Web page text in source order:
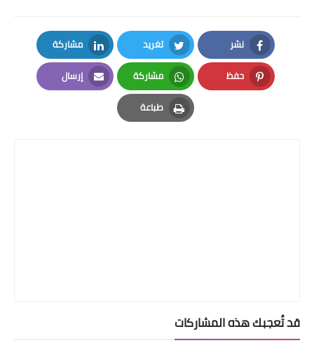
نشر
Facebook
تغريد
Twitter
مشاركة
LinkedIn
حفظ
Pinterest
مشاركة
Whatsapp
إرسال
Email
طباعة
Print
قد تُعجبك هذه المشاركات